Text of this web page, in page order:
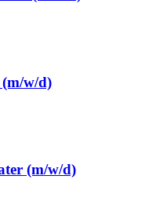
w/d)
(m/w/d)